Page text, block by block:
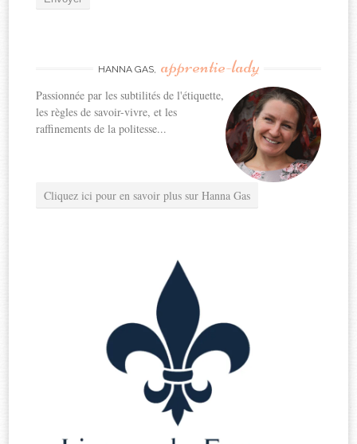
HANNA GAS, apprentie-lady
Passionnée par les subtilités de l'étiquette,
les règles de savoir-vivre, et les
raffinements de la politesse...
Cliquez ici pour en savoir plus sur Hanna Gas